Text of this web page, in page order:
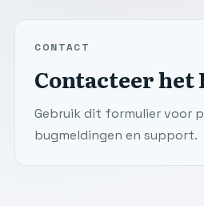
CONTACT
Contacteer het
Gebruik dit formulier voor
bugmeldingen en support.